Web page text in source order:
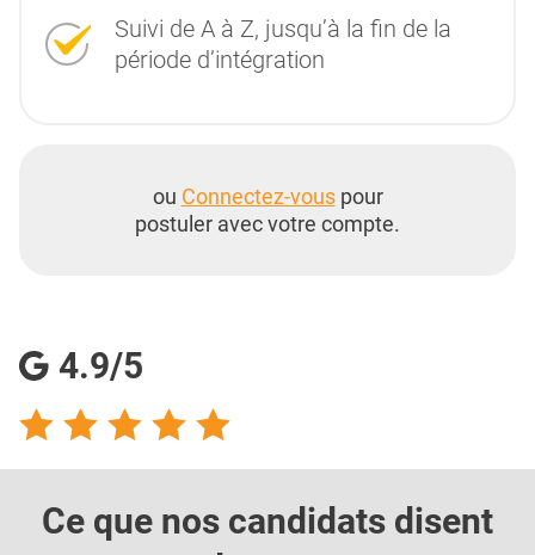
Suivi de A à Z, jusqu’à la fin de la
période d’intégration
ou Connectez-vouspour
postuler avec votre compte.
4.9/5
Ce que nos candidats disent